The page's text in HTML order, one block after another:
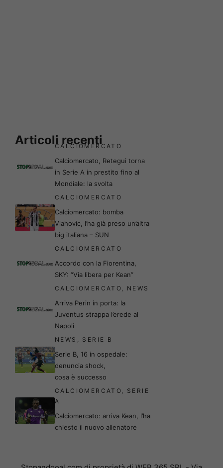
Articoli recenti
CALCIOMERCATO
Calciomercato, Retegui torna
in Serie A in prestito fino al
Mondiale: la svolta
CALCIOMERCATO
Calciomercato: bomba
Vlahovic, l’ha già preso un’altra
big italiana – SUN
CALCIOMERCATO
Accordo con la Fiorentina,
SKY: “Via libera per Kean”
CALCIOMERCATO, NEWS
Arriva Perin in porta: la
Juventus strappa l’erede al
Napoli
NEWS , SERIE B
Serie B, 16 in ospedale:
denuncia shock,
cosa è successo
CALCIOMERCATO, SERIE
A
Calciomercato: arriva Kean, l’ha
chiesto il nuovo allenatore